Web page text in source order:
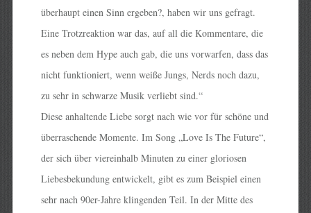
überhaupt einen Sinn ergeben?, haben wir uns gefragt.
Eine Trotzreaktion war das, auf all die Kommentare, die
es neben dem Hype auch gab, die uns vorwarfen, dass das
nicht funktioniert, wenn weiße Jungs, Nerds noch dazu,
zu sehr in schwarze Musik verliebt sind.“
Diese anhaltende Liebe sorgt nach wie vor für schöne und
überraschende Momente. Im Song „Love Is The Future“,
der sich über viereinhalb Minuten zu einer gloriosen
Liebesbekundung entwickelt, gibt es zum Beispiel einen
sehr nach 90er-Jahre klingenden Teil. In der Mitte des